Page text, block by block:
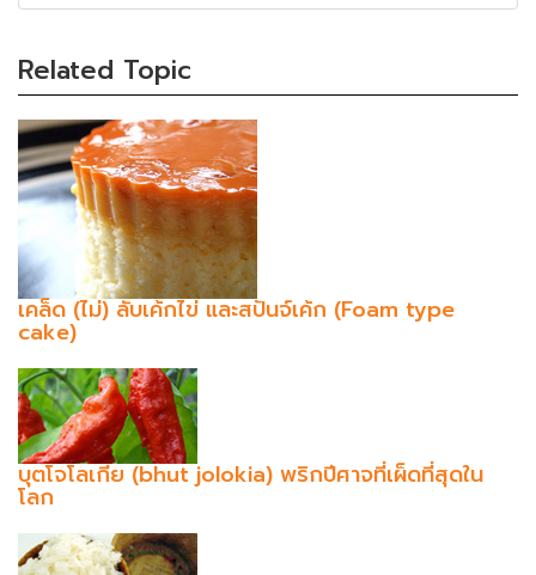
Related Topic
เคล็ด (ไม่) ลับเค้กไข่ และสปันจ์เค้ก (Foam type
cake)
บุตโจโลเกีย (bhut jolokia) พริกปีศาจที่เผ็ดที่สุดใน
โลก